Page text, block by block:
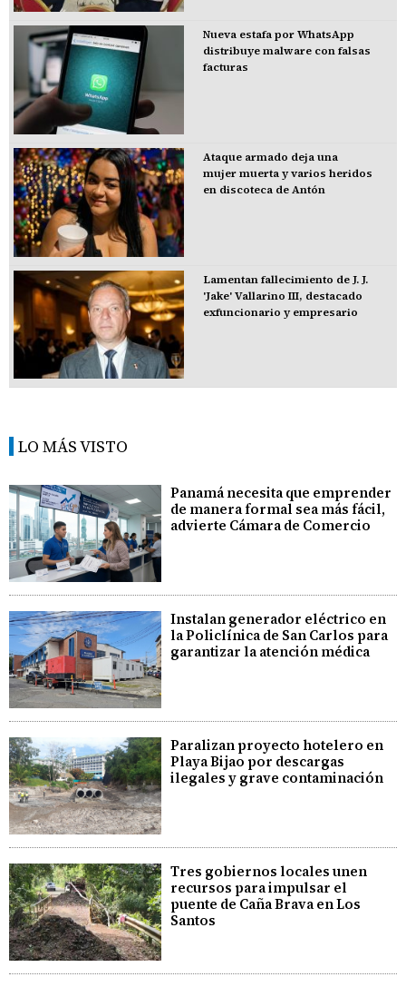
Nueva estafa por WhatsApp
distribuye malware con falsas
facturas
Ataque armado deja una
mujer muerta y varios heridos
en discoteca de Antón
Lamentan fallecimiento de J. J.
'Jake' Vallarino III, destacado
exfuncionario y empresario
LO MÁS VISTO
Panamá necesita que emprender
de manera formal sea más fácil,
advierte Cámara de Comercio
Instalan generador eléctrico en
la Policlínica de San Carlos para
garantizar la atención médica
Paralizan proyecto hotelero en
Playa Bijao por descargas
ilegales y grave contaminación
Tres gobiernos locales unen
recursos para impulsar el
puente de Caña Brava en Los
Santos